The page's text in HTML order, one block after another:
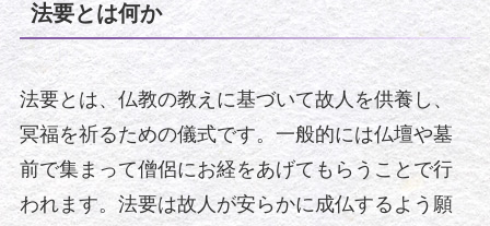
法要とは何か
法要とは、仏教の教えに基づいて故人を供養し、
冥福を祈るための儀式です。一般的には仏壇や墓
前で集まって僧侶にお経をあげてもらうことで行
われます。法要は故人が安らかに成仏するよう願